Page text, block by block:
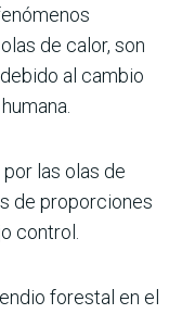
de calor, son
al cambio
las olas de
de proporciones
control.
forestal en el